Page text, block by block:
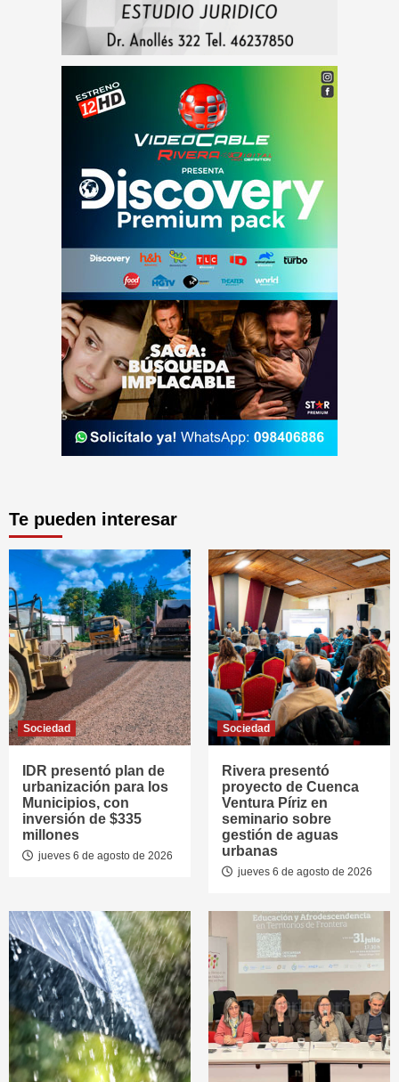
Te pueden interesar
Sociedad
IDR presentó plan de
urbanización para los
Municipios, con
inversión de $335
millones
jueves 6 de agosto de 2026
Sociedad
Rivera presentó
proyecto de Cuenca
Ventura Píriz en
seminario sobre
gestión de aguas
urbanas
jueves 6 de agosto de 2026